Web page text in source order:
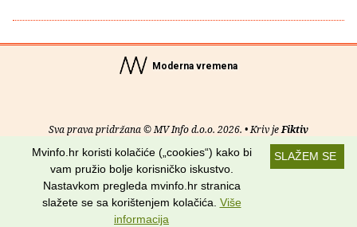
Moderna vremena
Sva prava pridržana © MV Info d.o.o. 2026. • Kriv jeFiktiv
O nama• Pomoć• Uvjeti korištenja•RSS kanali
Potraži nas na:
SLAŽEM SE
Mvinfo.hr koristi kolačiće („cookies“) kako bi
vam pružio bolje korisničko iskustvo.
Nastavkom pregleda mvinfo.hr stranica
slažete se sa korištenjem kolačića. Više
informacija